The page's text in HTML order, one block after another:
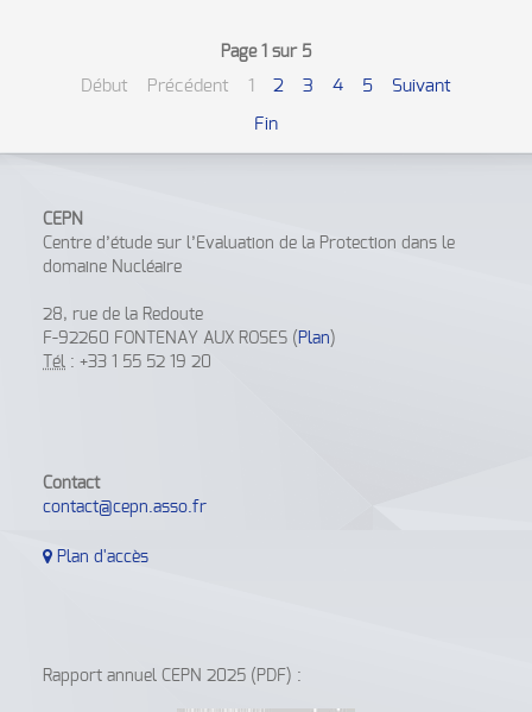
Page 1 sur 5
Début Précédent 1 2 3 4 5 Suivant
Fin
CEPN
Centre d’étude sur l’Evaluation de la Protection dans le
domaine Nucléaire
28, rue de la Redoute
F-92260 FONTENAY AUX ROSES ( Plan )
Tél : +33 1 55 52 19 20
Contact
contact@cepn.asso.fr
Plan d'accès
Rapport annuel CEPN 2025 (PDF) :